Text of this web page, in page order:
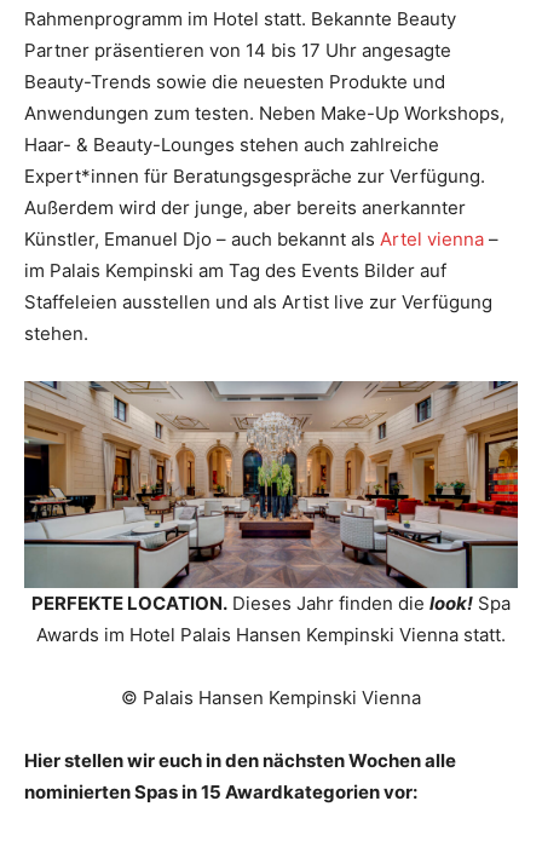
Rahmenprogramm im Hotel statt. Bekannte Beauty
Partner präsentieren von 14 bis 17 Uhr angesagte
Beauty-Trends sowie die neuesten Produkte und
Anwendungen zum testen. Neben Make-Up Workshops,
Haar- & Beauty-Lounges stehen auch zahlreiche
Expert*innen für Beratungsgespräche zur Verfügung.
Außerdem wird der junge, aber bereits anerkannter
Künstler, Emanuel Djo – auch bekannt als Artel vienna –
im Palais Kempinski am Tag des Events Bilder auf
Staffeleien ausstellen und als Artist live zur Verfügung
stehen.
PERFEKTE LOCATION. Dieses Jahr finden die look! Spa
Awards im Hotel Palais Hansen Kempinski Vienna statt.
© Palais Hansen Kempinski Vienna
Hier stellen wir euch in den nächsten Wochen alle
nominierten Spas in 15 Awardkategorien vor: